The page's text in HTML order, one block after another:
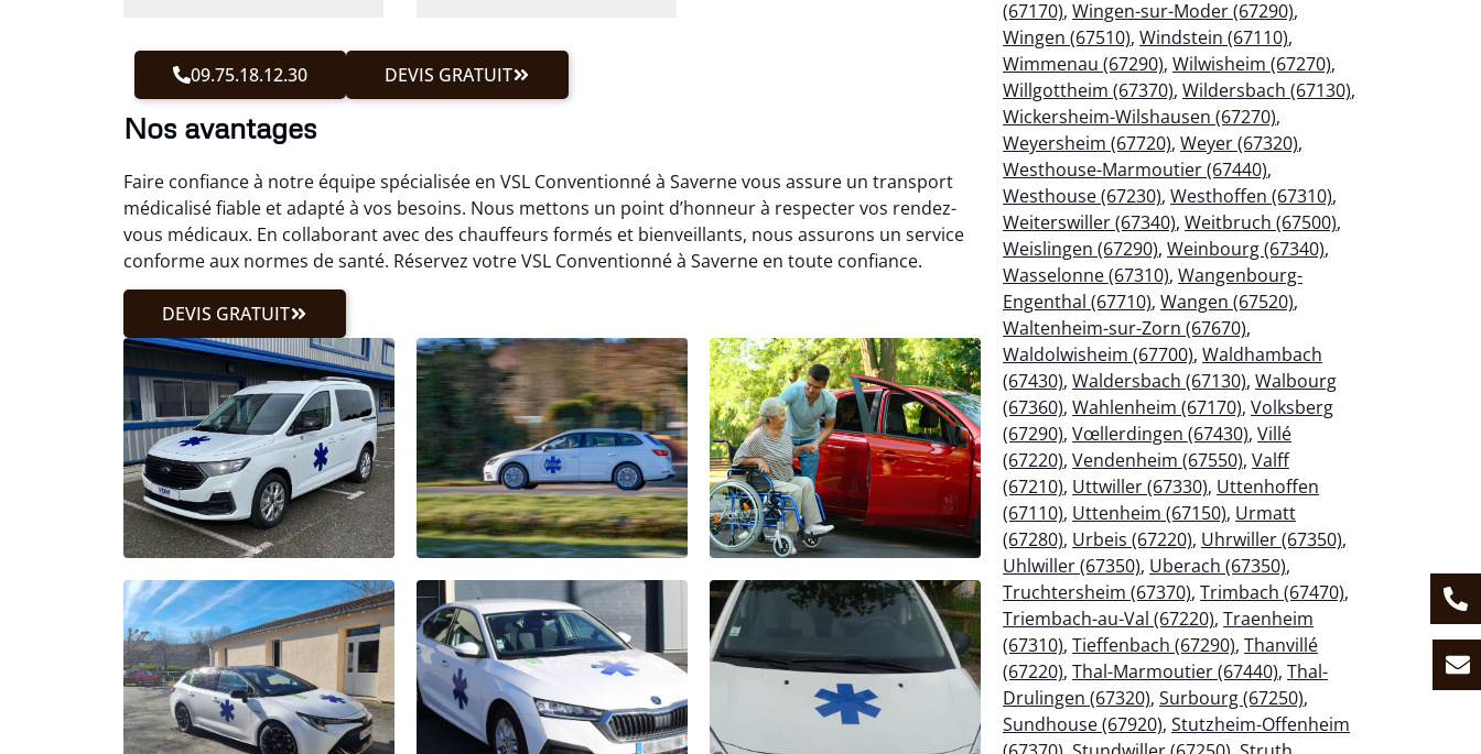
09.75.18.12.30 DEVIS GRATUIT
Nos avantages
Faire confiance à notre équipe spécialisée en VSL Conventionné à Saverne vous assure un transport
médicalisé fiable et adapté à vos besoins. Nous mettons un point d’honneur à respecter vos rendez-
vous médicaux. En collaborant avec des chauffeurs formés et bienveillants, nous assurons un service
conforme aux normes de santé. Réservez votre VSL Conventionné à Saverne en toute confiance.
DEVIS GRATUIT
(67170), Wingen-sur-Moder (67290),
Wingen (67510), Windstein (67110),
Wimmenau (67290), Wilwisheim (67270),
Willgottheim (67370), Wildersbach (67130),
Wickersheim-Wilshausen (67270),
Weyersheim (67720), Weyer (67320),
Westhouse-Marmoutier (67440),
Westhouse (67230), Westhoffen (67310),
Weiterswiller (67340), Weitbruch (67500),
Weislingen (67290), Weinbourg (67340),
Wasselonne (67310), Wangenbourg-
Engenthal (67710), Wangen (67520),
Waltenheim-sur-Zorn (67670),
Waldolwisheim (67700), Waldhambach
(67430), Waldersbach (67130), Walbourg
(67360), Wahlenheim (67170), Volksberg
(67290), Vœllerdingen (67430), Villé
(67220), Vendenheim (67550), Valff
(67210), Uttwiller (67330), Uttenhoffen
(67110), Uttenheim (67150), Urmatt
(67280), Urbeis (67220), Uhrwiller (67350),
Uhlwiller (67350), Uberach (67350),
Truchtersheim (67370), Trimbach (67470),
Triembach-au-Val (67220), Traenheim
(67310), Tieffenbach (67290), Thanvillé
(67220), Thal-Marmoutier (67440), Thal-
Drulingen (67320), Surbourg (67250),
Sundhouse (67920), Stutzheim-Offenheim